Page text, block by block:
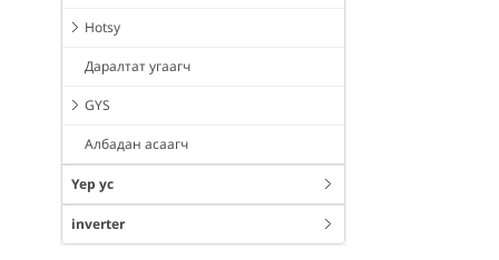
Hotsy
Даралтат угаагч
GYS
Албадан асаагч
Үер ус
inverter